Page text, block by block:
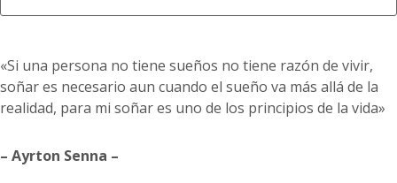
«Si una persona no tiene sueños no tiene razón de vivir,
soñar es necesario aun cuando el sueño va más allá de la
realidad, para mi soñar es uno de los principios de la vida»
– Ayrton Senna –